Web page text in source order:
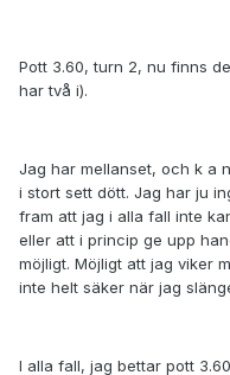
Pott 3.60, turn 2, nu finns
har två i).
Jag har mellanset, och k a
i stort sett dött. Jag har ju
fram att jag i alla fall inte
eller att i princip ge upp
möjligt. Möjligt att jag viker
inte helt säker när jag
I alla fall, jag bettar pott